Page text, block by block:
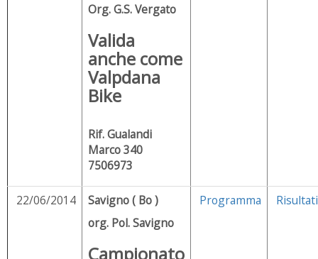
Org. G.S. Vergato
Valida
anche come
Valpdana
Bike
Rif. Gualandi
Marco 340
7506973
22/06/2014
Savigno ( Bo )
org. Pol. Savigno
Campionato
Programma Risultati